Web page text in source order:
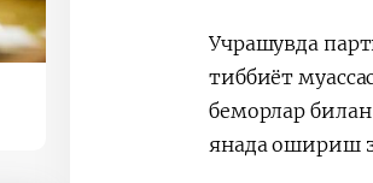
Президента
Учрашувда
тиббиёт
беморлар
янада ошириш